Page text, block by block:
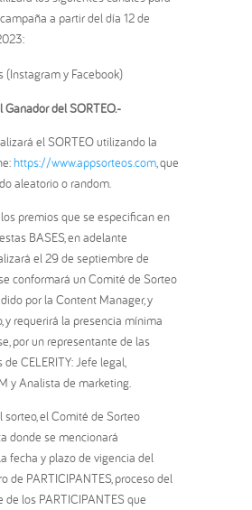
a partir del día 12 de
(Instagram y Facebook)
Ganador del SORTEO.-
el SORTEO utilizando la
https://www.appsorteos.com, que
aleatorio o random.
premios que se especifican en
BASES, en adelante
el 29 de septiembre de
conformará un Comité de Sorteo
por la Content Manager, y
y requerirá la presencia mínima
por un representante de las
CELERITY: Jefe legal,
y Analista de marketing.
sorteo, el Comité de Sorteo
donde se mencionará
fecha y plazo de vigencia del
de PARTICIPANTES, proceso del
de los PARTICIPANTES que